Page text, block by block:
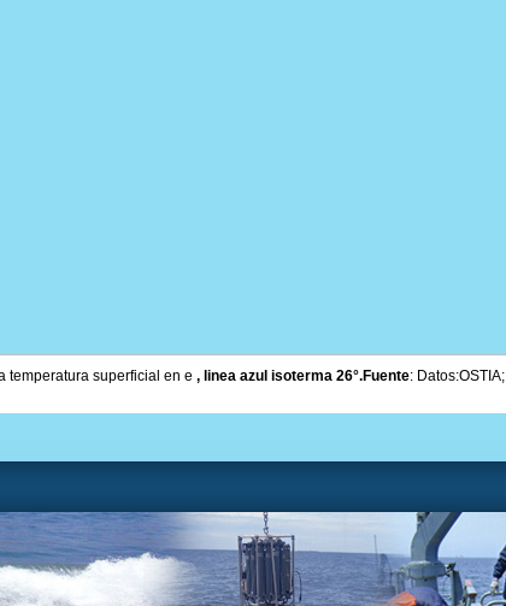
temperatura superficial en e , linea azul isoterma 26°.Fuente: Datos:OSTIA;